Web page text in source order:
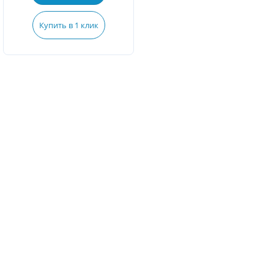
Купить в 1 клик